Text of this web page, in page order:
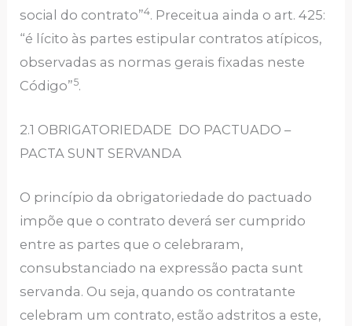
social do contrato”4. Preceitua ainda o art. 425:
“é lícito às partes estipular contratos atípicos,
observadas as normas gerais fixadas neste
Código”5.
2.1 OBRIGATORIEDADE DO PACTUADO –
PACTA SUNT SERVANDA
O princípio da obrigatoriedade do pactuado
impõe que o contrato deverá ser cumprido
entre as partes que o celebraram,
consubstanciado na expressão pacta sunt
servanda. Ou seja, quando os contratante
celebram um contrato, estão adstritos a este,